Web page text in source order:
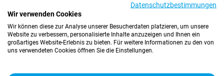
Zahlung
Versand
Kontakt
Service für Firmenkunden
Datenschutzbestimmungen
Wir verwenden Cookies
Wir können diese zur Analyse unserer Besucherdaten platzieren, um unsere
Website zu verbessern, personalisierte Inhalte anzuzeigen und Ihnen ein
großartiges Website-Erlebnis zu bieten. Für weitere Informationen zu den von
uns verwendeten Cookies öffnen Sie die Einstellungen.